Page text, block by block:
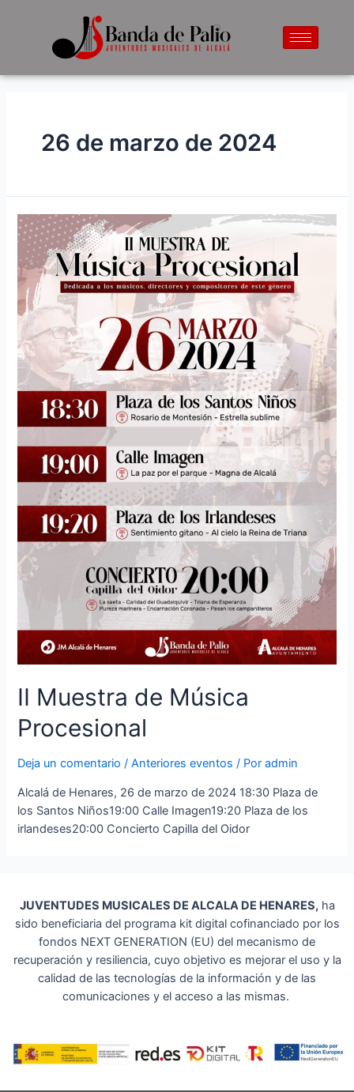
26 de marzo de 2024
II Muestra de Música
Procesional
Deja un comentario /Anteriores eventos / Poradmin
Alcalá de Henares, 26 de marzo de 2024 18:30 Plaza de
los Santos Niños19:00 Calle Imagen19:20 Plaza de los
irlandeses20:00 Concierto Capilla del Oidor
JUVENTUDES MUSICALES DE ALCALA DE HENARES, ha
sido beneficiaria del programa kit digital cofinanciado por los
fondos NEXT GENERATION (EU) del mecanismo de
recuperación y resiliencia, cuyo objetivo es mejorar el uso y la
calidad de las tecnologías de la información y de las
comunicaciones y el acceso a las mismas.